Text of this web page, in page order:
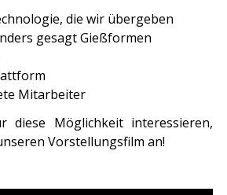
die wir übergeben
gesagt Gießformen
Mitarbeiter
diese Möglichkeit interessieren,
Vorstellungsfilm an!